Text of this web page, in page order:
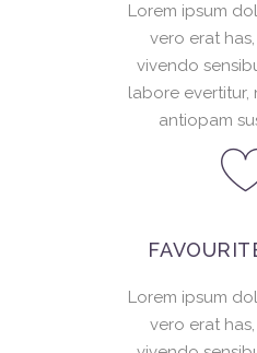
Lorem ipsum
vero erat
vivendo
labore evertitur,
antiopam
Lorem ipsum
vero erat